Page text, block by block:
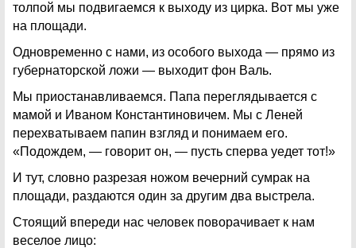
толпой мы подвигаемся к выходу из цирка. Вот мы уже
на площади.
Одновременно с нами, из особого выхода — прямо из
губернаторской ложи — выходит фон Валь.
Мы приостанавливаемся. Папа переглядывается с
мамой и Иваном Константиновичем. Мы с Леней
перехватываем папин взгляд и понимаем его.
«Подождем, — говорит он, — пусть сперва уедет тот!»
И тут, словно разрезая ножом вечерний сумрак на
площади, раздаются один за другим два выстрела.
Стоящий впереди нас человек поворачивает к нам
веселое лицо: